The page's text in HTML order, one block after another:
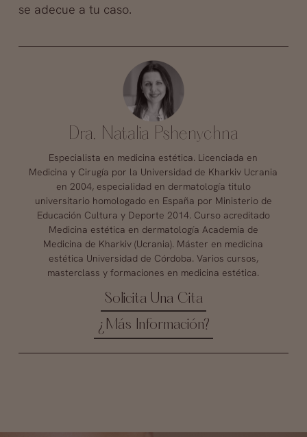
se adecue a tu caso.
Dra. Natalia Pshenychna
Especialista en medicina estética. Licenciada en
Medicina y Cirugía por la Universidad de Kharkiv Ucrania
en 2004, especialidad en dermatología titulo
universitario homologado en España por Ministerio de
Educación Cultura y Deporte 2014. Curso acreditado
Medicina estética en dermatología Academia de
Medicina de Kharkiv (Ucrania). Máster en medicina
estética Universidad de Córdoba. Varios cursos,
masterclass y formaciones en medicina estética.
Solicita Una Cita
¿Más Información?